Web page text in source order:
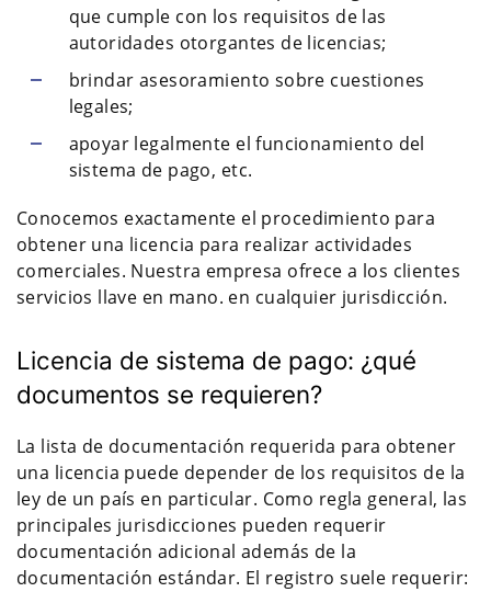
que cumple con los requisitos de las
autoridades otorgantes de licencias;
brindar asesoramiento sobre cuestiones
legales;
apoyar legalmente el funcionamiento del
sistema de pago, etc.
Conocemos exactamente el procedimiento para
obtener una licencia para realizar actividades
comerciales. Nuestra empresa ofrece a los clientes
servicios llave en mano. en cualquier jurisdicción.
Licencia de sistema de pago: ¿qué
documentos se requieren?
La lista de documentación requerida para obtener
una licencia puede depender de los requisitos de la
ley de un país en particular. Como regla general, las
principales jurisdicciones pueden requerir
documentación adicional además de la
documentación estándar. El registro suele requerir: